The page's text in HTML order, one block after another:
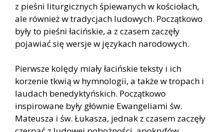
z pieśni liturgicznych śpiewanych w kościołach,
ale również w tradycjach ludowych. Początkowo
były to pieśni łacińskie, a z czasem zaczęły
pojawiać się wersje w językach narodowych.
Pierwsze kolędy miały łacińskie teksty i ich
korzenie tkwią w hymnologii, a także w tropach i
laudach benedyktyńskich. Początkowo
inspirowane były głównie Ewangeliami św.
Mateusza i św. Łukasza, jednak z czasem zaczęły